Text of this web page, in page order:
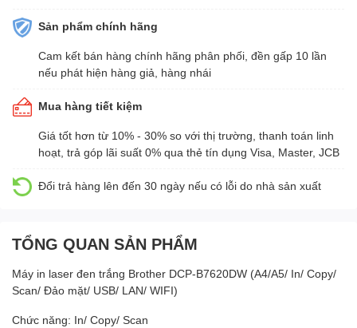
Sản phẩm chính hãng
Cam kết bán hàng chính hãng phân phối, đền gấp 10 lần
nếu phát hiện hàng giả, hàng nhái
Mua hàng tiết kiệm
Giá tốt hơn từ 10% - 30% so với thị trường, thanh toán linh
hoạt, trả góp lãi suất 0% qua thẻ tín dụng Visa, Master, JCB
Đổi trả hàng lên đến 30 ngày nếu có lỗi do nhà sản xuất
TỔNG QUAN SẢN PHẨM
Máy in laser đen trắng Brother DCP-B7620DW (A4/A5/ In/ Copy/
Scan/ Đảo mặt/ USB/ LAN/ WIFI)
Chức năng: In/ Copy/ Scan